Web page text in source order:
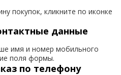
покупок, кликните по иконке
данные
имя и номер мобильного
поля формы.
по телефону